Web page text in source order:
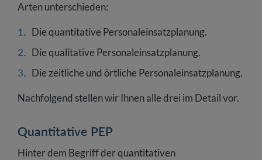
Arten unterschieden:
Die quantitative Personaleinsatzplanung.
Die qualitative Personaleinsatzplanung.
Die zeitliche und örtliche Personaleinsatzplanung.
Nachfolgend stellen wir Ihnen alle drei im Detail vor.
Quantitative PEP
Hinter dem Begriff der quantitativen